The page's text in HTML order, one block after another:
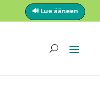
🔊 Lue ääneen